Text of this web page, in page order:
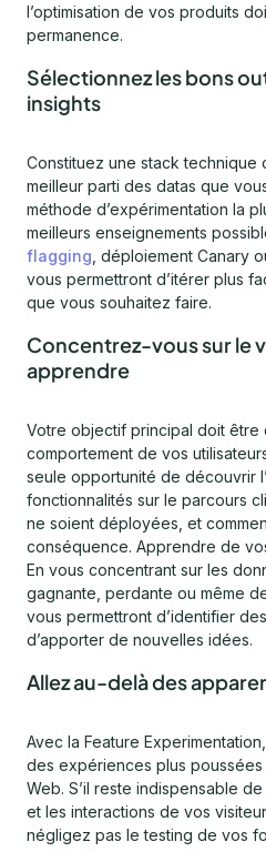
l’optimisation de vos produits
permanence.
Sélectionnez les bons
insights
Constituez une stack technique
meilleur parti des datas que
méthode d’expérimentation la
meilleurs enseignements
flagging , déploiement Canary
vous permettront d’itérer plus
que vous souhaitez faire.
Concentrez-vous sur le
apprendre
Votre objectif principal doit être
comportement de vos
seule opportunité de découvrir
fonctionnalités sur le parcours
ne soient déployées, et
conséquence. Apprendre de
En vous concentrant sur les
gagnante, perdante ou même
vous permettront d’identifier
d’apporter de nouvelles idées.
Allez au-delà des
Avec la Feature
des expériences plus poussées
Web. S’il reste indispensable
et les interactions de vos
négligez pas le testing de vos